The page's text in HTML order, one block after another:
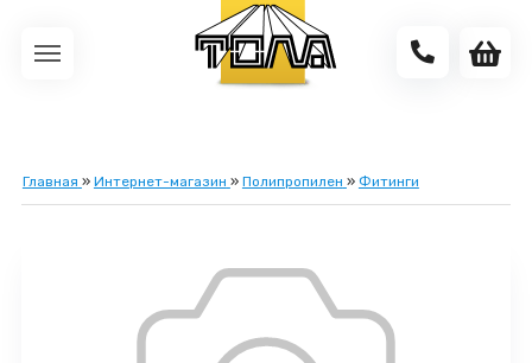
Главная » Интернет-магазин » Полипропилен » Фитинги